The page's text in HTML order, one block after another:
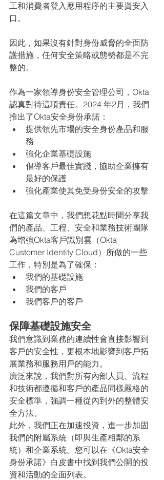
工和消費者登入應用程序的主要資安入
口。
因此，如果沒有針對身份威脅的全面防
護措施，任何安全策略或態勢都是不完
整的。
作為一家領導身份安全管理公司，Okta
認真對待這項責任。2024 年2月，我們
推出了Okta安全身份承諾：
提供領先市場的安全身份產品和服
務
強化企業基礎設施
倡導客戶最佳實踐，協助企業擁有
最好的保護
強化產業使其免受身份安全的攻擊
在這篇文章中，我們想花點時間分享我
們的產品、工程、安全和業務技術團隊
為增強Okta客戶識別雲（Okta
Customer Identity Cloud）所做的一些
工作，特別是為了確保：
我們的基礎設施
我們的客戶
我們客戶的客戶
保障基礎設施安全
我們意識到業務的連續性會直接影響到
客戶的安全性，更根本地影響到客戶拓
展業務和服務用戶的能力。
廣泛來說，我們對所有內部人員、流程
和技術都遵循和客戶的產品同樣嚴格的
安全標準，強調一種從內到外的整體安
全方法。
此外，我們正在加速投資，進一步加固
我們的附屬系統（即與生產相鄰的系
統）和企業系統。您可以在《Okta安全
身份承諾》白皮書中找到我們公開的投
資和活動的全面列表。